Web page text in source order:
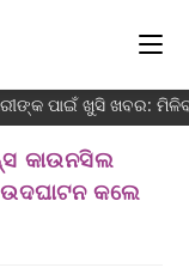
ପାଇଁ ଖୁସି ଖବର:
କାଉନସିଲ
କଲେ